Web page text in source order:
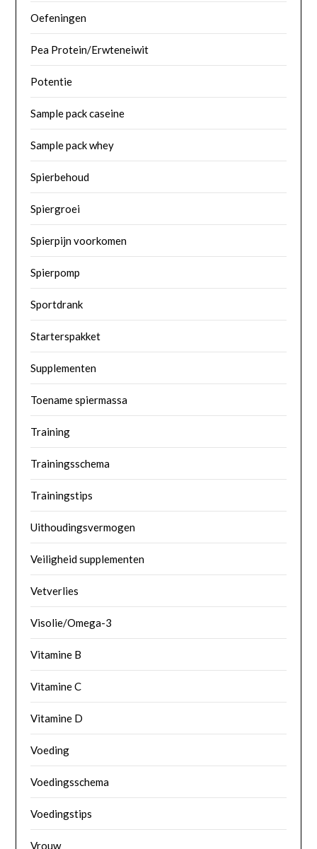
Oefeningen
Pea Protein/Erwteneiwit
Potentie
Sample pack caseine
Sample pack whey
Spierbehoud
Spiergroei
Spierpijn voorkomen
Spierpomp
Sportdrank
Starterspakket
Supplementen
Toename spiermassa
Training
Trainingsschema
Trainingstips
Uithoudingsvermogen
Veiligheid supplementen
Vetverlies
Visolie/Omega-3
Vitamine B
Vitamine C
Vitamine D
Voeding
Voedingsschema
Voedingstips
Vrouw